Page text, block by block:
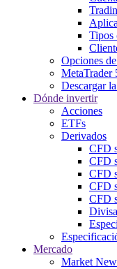
Tipos
Opciones
MetaTrader
Descargar
Dónde invertir
Acciones
ETFs
Derivados
CFD
CFD
CFD
CFD
CFD
Mercado
Market